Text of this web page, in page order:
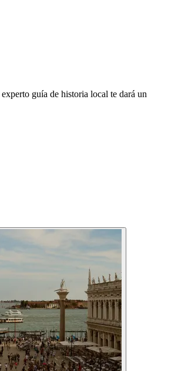
guía de historia local te dará un